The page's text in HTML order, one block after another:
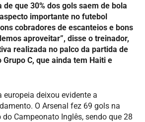
de que 30% dos gols saem de bola
importante no futebol
cobradores de escanteios e bons
aproveitar”, disse o treinador,
realizada no palco da partida de
C, que ainda tem Haiti e
deixou evidente a
O Arsenal fez 69 gols na
Campeonato Inglês, sendo que 28